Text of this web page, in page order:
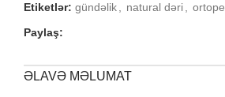
Etiketlər: gündəlik natural dəri
Paylaş:
ƏLAVƏ MƏLUMAT